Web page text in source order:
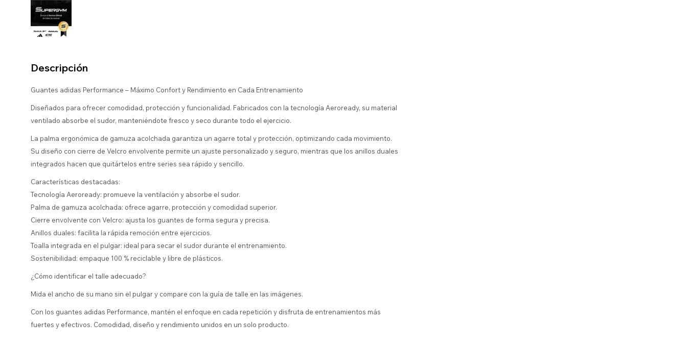
Descripción
Guantes adidas Performance – Máximo Confort y Rendimiento en Cada Entrenamiento
Diseñados para ofrecer comodidad, protección y funcionalidad. Fabricados con la tecnología Aeroready, su material
ventilado absorbe el sudor, manteniéndote fresco y seco durante todo el ejercicio.
La palma ergonómica de gamuza acolchada garantiza un agarre total y protección, optimizando cada movimiento.
Su diseño con cierre de Velcro envolvente permite un ajuste personalizado y seguro, mientras que los anillos duales
integrados hacen que quitártelos entre series sea rápido y sencillo.
Características destacadas:
Tecnología Aeroready: promueve la ventilación y absorbe el sudor.
Palma de gamuza acolchada: ofrece agarre, protección y comodidad superior.
Cierre envolvente con Velcro: ajusta los guantes de forma segura y precisa.
Anillos duales: facilita la rápida remoción entre ejercicios.
Toalla integrada en el pulgar: ideal para secar el sudor durante el entrenamiento.
Sostenibilidad: empaque 100 % reciclable y libre de plásticos.
¿Cómo identificar el talle adecuado?
Mida el ancho de su mano sin el pulgar y compare con la guía de talle en las imágenes.
Con los guantes adidas Performance, mantén el enfoque en cada repetición y disfruta de entrenamientos más
fuertes y efectivos. Comodidad, diseño y rendimiento unidos en un solo producto.